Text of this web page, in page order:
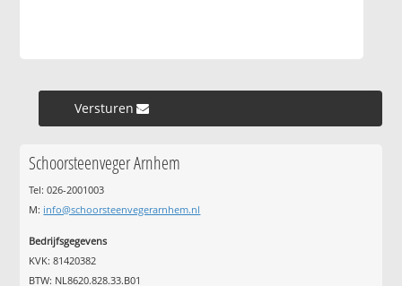
Versturen »
Schoorsteenveger Arnhem
Tel: 026-2001003
M: info@schoorsteenvegerarnhem.nl
Bedrijfsgegevens
KVK: 81420382
BTW: NL8620.828.33.B01